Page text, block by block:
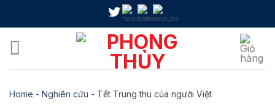
Home - Nghiên cứu - Tết Trung thu của người Việt